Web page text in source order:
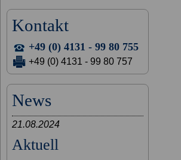
Kontakt
+49 (0) 4131 - 99 80 755
+49 (0) 4131 - 99 80 757
News
21.08.2024
Aktuell